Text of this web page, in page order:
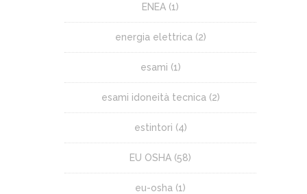
ENEA (1)
energia elettrica (2)
esami (1)
esami idoneità tecnica (2)
estintori (4)
EU OSHA (58)
eu-osha (1)